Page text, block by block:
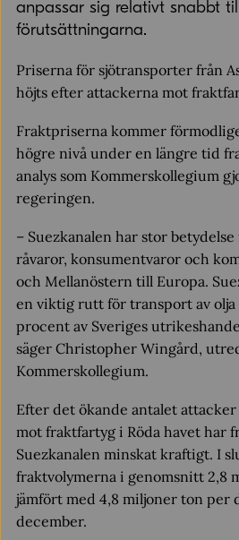
anpassar sig relativt snabbt
förutsättningarna.
Priserna för sjötransporter från
höjts efter attackerna mot
Fraktpriserna kommer
högre nivå under en längre tid
analys som Kommerskollegium
regeringen.
– Suezkanalen har stor
råvaror, konsumentvaror och
och Mellanöstern till Europa.
en viktig rutt för transport av olja
procent av Sveriges
säger Christopher Wingård,
Kommerskollegium.
Efter det ökande antalet
mot fraktfartyg i Röda havet har
Suezkanalen minskat kraftigt. I
fraktvolymerna i genomsnitt 2,8
jämfört med 4,8 miljoner ton per
december.